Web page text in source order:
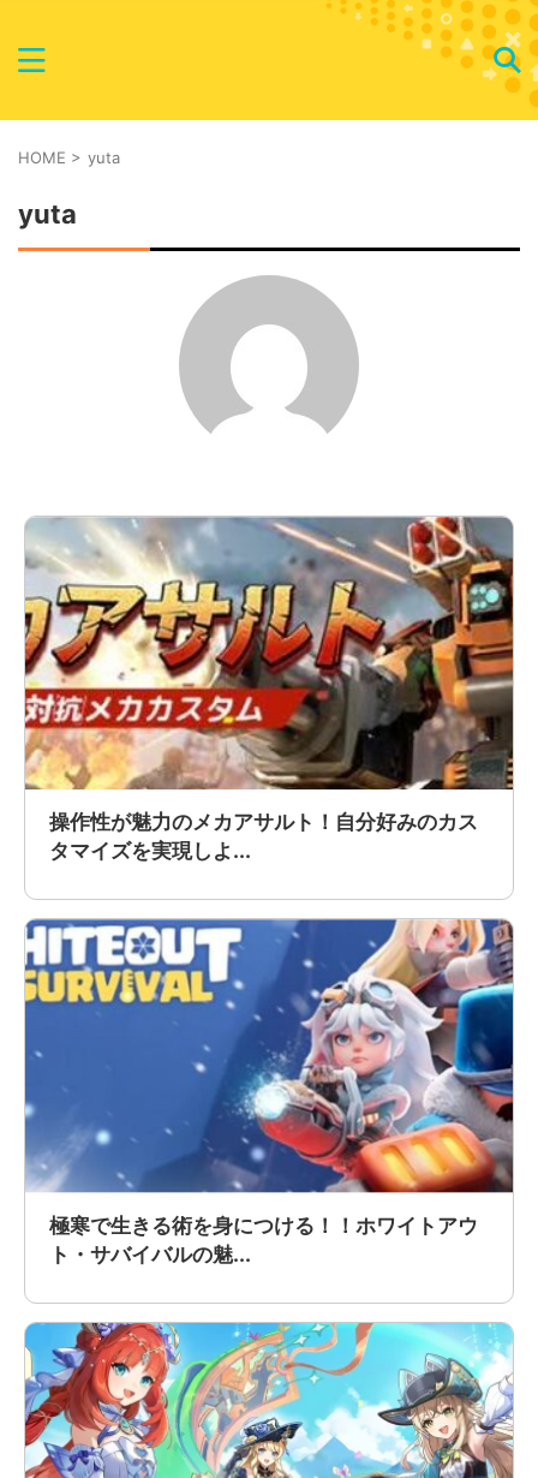
HOME > yuta
yuta
操作性が魅力のメカアサルト！自分好みのカス
タマイズを実現しよ...
極寒で生きる術を身につける！！ホワイトアウ
ト・サバイバルの魅...